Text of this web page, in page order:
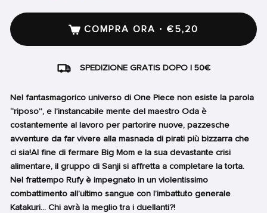
COMPRA ORA · €5,20
SPEDIZIONE GRATIS DOPO I 50€
Nel fantasmagorico universo di One Piece non esiste la parola
“riposo”, e l’instancabile mente del maestro Oda è
costantemente al lavoro per partorire nuove, pazzesche
avventure da far vivere alla masnada di pirati più bizzarra che
ci sia!Al fine di fermare Big Mom e la sua devastante crisi
alimentare, il gruppo di Sanji si affretta a completare la torta.
Nel frattempo Rufy è impegnato in un violentissimo
combattimento all’ultimo sangue con l’imbattuto generale
Katakuri... Chi avrà la meglio tra i duellanti?!